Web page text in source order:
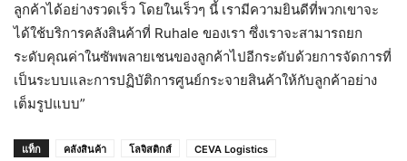
ลูกค้าได้อย่างรวดเร็ว โดยในเร็วๆ นี้ เรามีความยินดีที่พวกเขาจะ
ได้ใช้บริการคลังสินค้าที่ Ruhale ของเรา ซึ่งเราจะสามารถยก
ระดับคุณค่าในซัพพลายเชนของลูกค้าไปอีกระดับด้วยการจัดการที่
เป็นระบบและการปฏิบัติการศูนย์กระจายสินค้าให้กับลูกค้าอย่าง
เต็มรูปแบบ”
แท็ก คลังสินค้า โลจิสติกส์ CEVA Logistics